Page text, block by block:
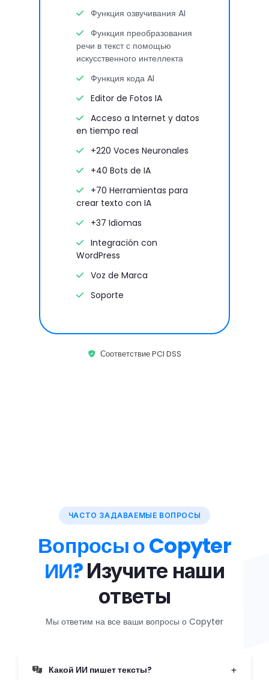
Функция озвучивания AI
Функция преобразования
речи в текст с помощью
искусственного интеллекта
Функция кода AI
Editor de Fotos IA
Acceso a Internet y datos
en tiempo real
+220 Voces Neuronales
+40 Bots de IA
+70 Herramientas para
crear texto con IA
+37 Idiomas
Integración con
WordPress
Voz de Marca
Soporte
Соответствие PCI DSS
ЧАСТО ЗАДАВАЕМЫЕ ВОПРОСЫ
Вопросы о Copyter
ИИ?Изучите наши
ответы
Мы ответим на все ваши вопросы о Copyter
Какой ИИ пишет тексты?